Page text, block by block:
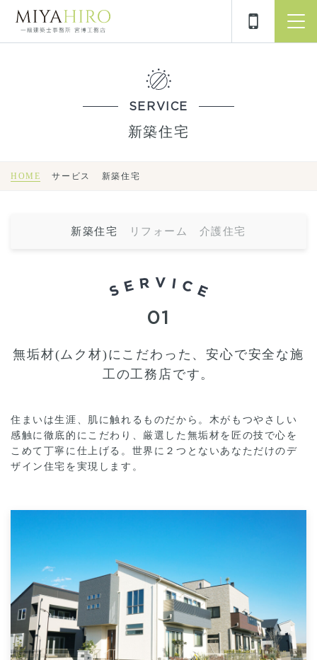
SERVICE
新築住宅
HOME サービス 新築住宅
新築住宅 リフォーム 介護住宅
01
無垢材(ムク材)にこだわった、安心で安全な施
工の工務店です。
住まいは生涯、肌に触れるものだから。木がもつやさしい
感触に徹底的にこだわり、厳選した無垢材を匠の技で心を
こめて丁寧に仕上げる。世界に２つとないあなただけのデ
ザイン住宅を実現します。